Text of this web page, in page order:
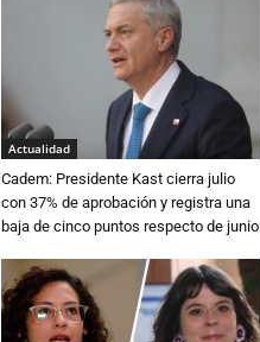
Actualidad
Cadem: Presidente Kast cierra julio
con 37% de aprobación y registra una
baja de cinco puntos respecto de junio